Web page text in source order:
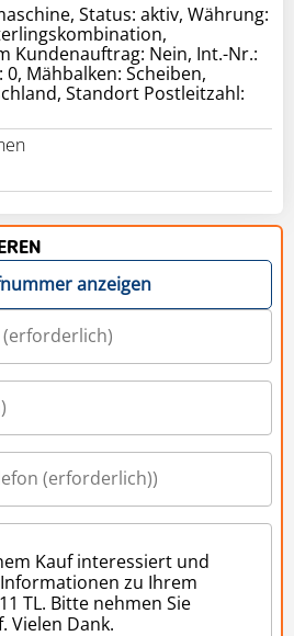
Status: aktiv, Währung:
Kundenauftrag: Nein, Int.-Nr.:
0, Mähbalken: Scheiben,
Standort Postleitzahl:
anzeigen